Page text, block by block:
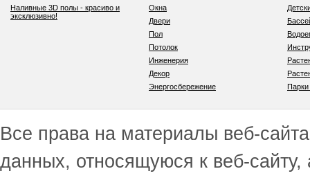
Наливные 3D полы - красиво и
эксклюзивно!
Окна
Двери
Пол
Потолок
Инженерия
Декор
Энергосбережение
Все права на материалы веб-
данных, относящуюся к веб-